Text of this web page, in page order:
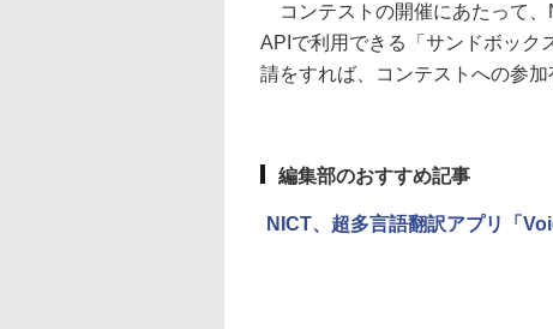
コンテストの開催にあたって、
APIで利用できる「サンドボック
請をすれば、コンテストへの参加
編集部のおすすめ記事
NICT、超多言語翻訳アプリ「